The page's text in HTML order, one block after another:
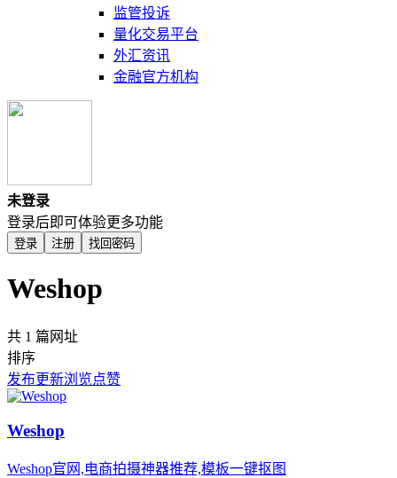
监管投诉
量化交易平台
外汇资讯
金融官方机构
未登录
登录后即可体验更多功能
登录 注册 找回密码
Weshop
共 1 篇网址
排序
发布更新浏览点赞
Weshop
Weshop官网,电商拍摄神器推荐,模板一键抠图